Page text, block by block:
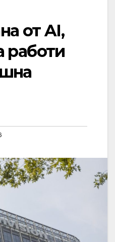
от AI,
работи